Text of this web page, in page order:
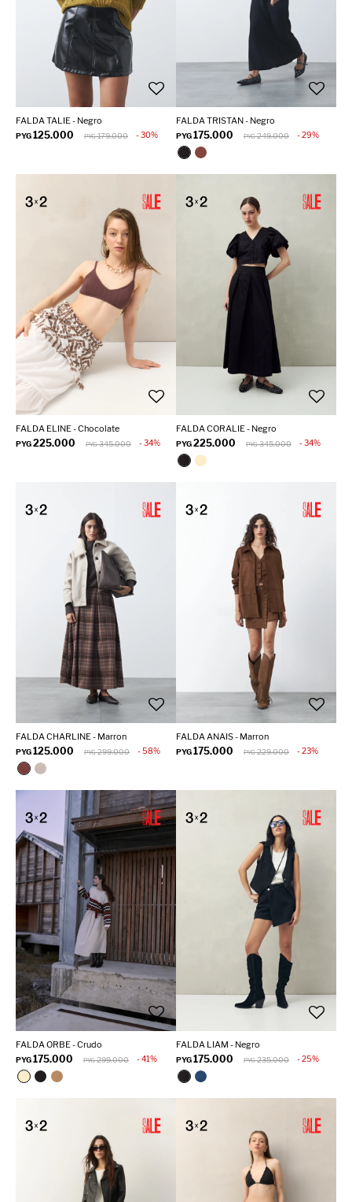
FALDA TALIE - Negro
PYG125.000 PYG 179.000 30
FALDA TRISTAN - Negro
PYG175.000 PYG 249.000 29
FALDA ELINE - Chocolate
PYG225.000 PYG 345.000 34
FALDA CORALIE - Negro
PYG225.000 PYG 345.000 34
FALDA CHARLINE - Marron
PYG125.000 PYG 299.000 58
FALDA ANAIS - Marron
PYG175.000 PYG 229.000 23
FALDA ORBE - Crudo
PYG175.000 PYG 299.000 41
FALDA LIAM - Negro
PYG175.000 PYG 235.000 25